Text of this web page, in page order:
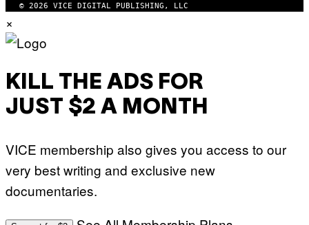
© 2026 VICE DIGITAL PUBLISHING, LLC
×
KILL THE ADS FOR
JUST $2 A MONTH
VICE membership also gives you access to our
very best writing and exclusive new
documentaries.